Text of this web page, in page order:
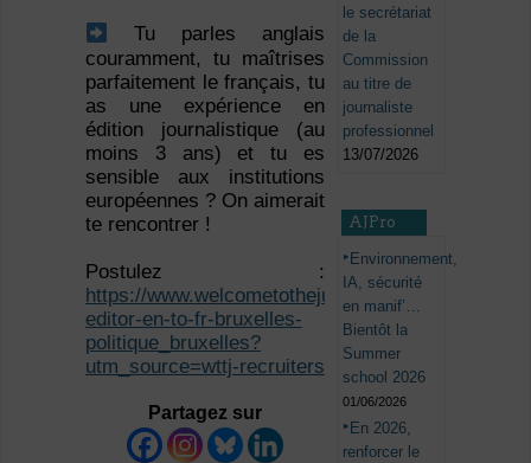
Tu parles anglais
couramment, tu maîtrises
parfaitement le français, tu
as une expérience en
édition journalistique (au
moins 3 ans) et tu es
sensible aux institutions
européennes ? On aimerait
te rencontrer !
Postulez :
https://www.welcometothejungle.com/fr/
editor-en-to-fr-bruxelles-
politique_bruxelles?
utm_source=wttj-recruiters
Partagez sur
le secrétariat
de la
Commission
au titre de
journaliste
professionnel
13/07/2026
AJPro
Environnement,
IA, sécurité
en manif’…
Bientôt la
Summer
school 2026
01/06/2026
En 2026,
renforcer le